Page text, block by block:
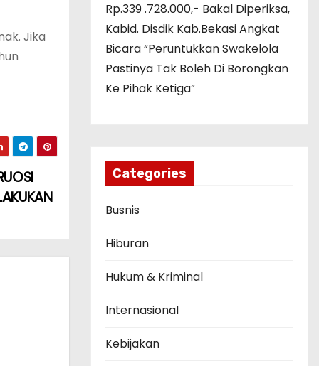
Jika
Rp.339 .728.000,- Bakal Diperiksa,
Kabid. Disdik Kab.Bekasi Angkat
Bicara “Peruntukkan Swakelola
Pastinya Tak Boleh Di Borongkan
Ke Pihak Ketiga”
Categories
Busnis
Hiburan
Hukum & Kriminal
Internasional
Kebijakan